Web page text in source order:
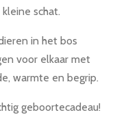
kleine schat.
in het bos
voor elkaar met
warmte en begrip.
geboortecadeau!